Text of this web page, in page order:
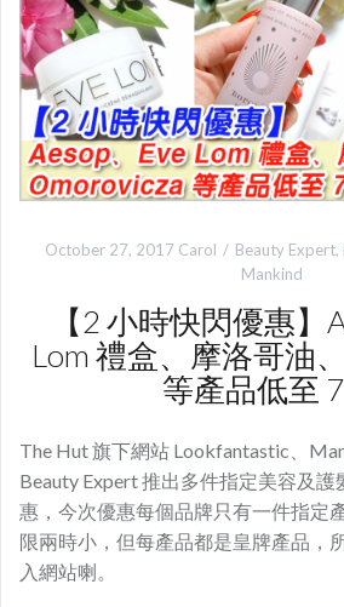
October 27, 2017 Carol Beauty Expert,
Mankind
【2 小時快閃優惠】
Lom 禮盒、摩洛哥油
等產品低至
The Hut 旗下網站 Lookfantastic、
Beauty Expert 推出多件指定美容及護
惠，今次優惠每個品牌只有一件指定
限兩時小，但每產品都是皇牌產品，
入網站喇。